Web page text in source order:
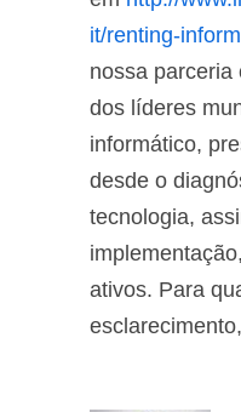
it/renting-
nossa parceria
dos líderes
informático,
desde o
tecnologia,
ativos. Para
esclarecimento,